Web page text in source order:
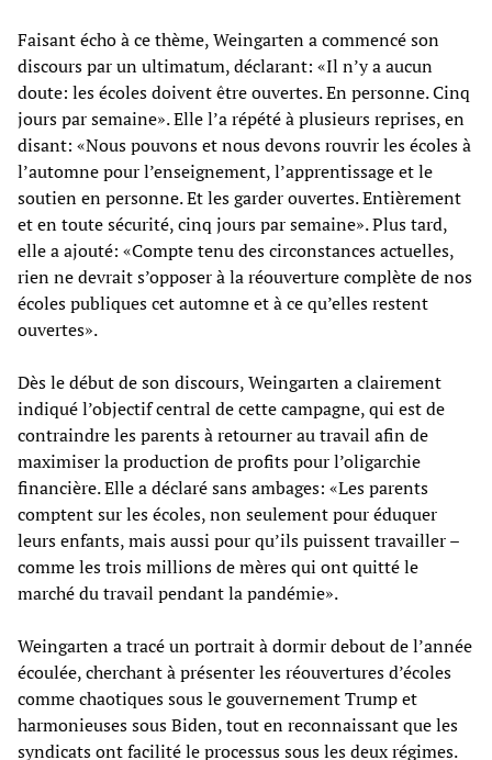
Faisant écho à ce thème, Weingarten a commencé son
discours par un ultimatum, déclarant: «Il n’y a aucun
doute: les écoles doivent être ouvertes. En personne. Cinq
jours par semaine». Elle l’a répété à plusieurs reprises, en
disant: «Nous pouvons et nous devons rouvrir les écoles à
l’automne pour l’enseignement, l’apprentissage et le
soutien en personne. Et les garder ouvertes. Entièrement
et en toute sécurité, cinq jours par semaine». Plus tard,
elle a ajouté: «Compte tenu des circonstances actuelles,
rien ne devrait s’opposer à la réouverture complète de nos
écoles publiques cet automne et à ce qu’elles restent
ouvertes».
Dès le début de son discours, Weingarten a clairement
indiqué l’objectif central de cette campagne, qui est de
contraindre les parents à retourner au travail afin de
maximiser la production de profits pour l’oligarchie
financière. Elle a déclaré sans ambages: «Les parents
comptent sur les écoles, non seulement pour éduquer
leurs enfants, mais aussi pour qu’ils puissent travailler –
comme les trois millions de mères qui ont quitté le
marché du travail pendant la pandémie».
Weingarten a tracé un portrait à dormir debout de l’année
écoulée, cherchant à présenter les réouvertures d’écoles
comme chaotiques sous le gouvernement Trump et
harmonieuses sous Biden, tout en reconnaissant que les
syndicats ont facilité le processus sous les deux régimes.